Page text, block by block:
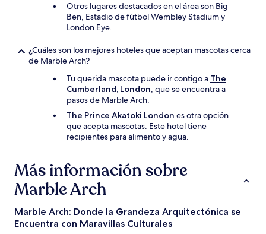
Otros lugares destacados en el área son Big
Ben, Estadio de fútbol Wembley Stadium y
London Eye.
¿Cuáles son los mejores hoteles que aceptan mascotas cerca
de Marble Arch?
Tu querida mascota puede ir contigo a The
Cumberland, London, que se encuentra a
pasos de Marble Arch.
The Prince Akatoki London es otra opción
que acepta mascotas. Este hotel tiene
recipientes para alimento y agua.
Más información sobre
Marble Arch
Marble Arch: Donde la Grandeza Arquitectónica se
Encuentra con Maravillas Culturales